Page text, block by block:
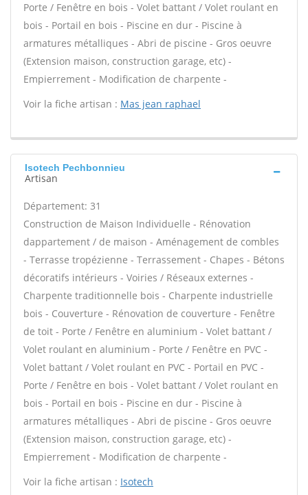
Porte / Fenêtre en bois - Volet battant / Volet roulant en
bois - Portail en bois - Piscine en dur - Piscine à
armatures métalliques - Abri de piscine - Gros oeuvre
(Extension maison, construction garage, etc) -
Empierrement - Modification de charpente -
Voir la fiche artisan : Mas jean raphael
Isotech Pechbonnieu
Artisan
Département: 31
Construction de Maison Individuelle - Rénovation
dappartement / de maison - Aménagement de combles
- Terrasse tropézienne - Terrassement - Chapes - Bétons
décoratifs intérieurs - Voiries / Réseaux externes -
Charpente traditionnelle bois - Charpente industrielle
bois - Couverture - Rénovation de couverture - Fenêtre
de toit - Porte / Fenêtre en aluminium - Volet battant /
Volet roulant en aluminium - Porte / Fenêtre en PVC -
Volet battant / Volet roulant en PVC - Portail en PVC -
Porte / Fenêtre en bois - Volet battant / Volet roulant en
bois - Portail en bois - Piscine en dur - Piscine à
armatures métalliques - Abri de piscine - Gros oeuvre
(Extension maison, construction garage, etc) -
Empierrement - Modification de charpente -
Voir la fiche artisan : Isotech